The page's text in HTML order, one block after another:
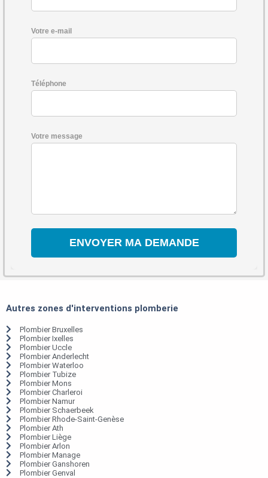
Votre e-mail
Téléphone
Votre message
Autres zones d'interventions plomberie
Plombier Bruxelles
Plombier Ixelles
Plombier Uccle
Plombier Anderlecht
Plombier Waterloo
Plombier Tubize
Plombier Mons
Plombier Charleroi
Plombier Namur
Plombier Schaerbeek
Plombier Rhode-Saint-Genèse
Plombier Ath
Plombier Liège
Plombier Arlon
Plombier Manage
Plombier Ganshoren
Plombier Genval